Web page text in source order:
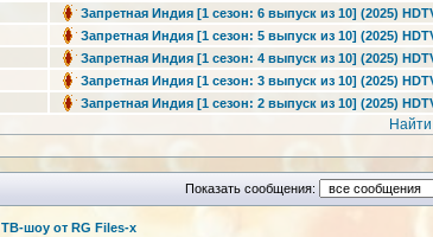
Запретная Индия [1 сезон: 6 выпуск из 10] (2025)
Запретная Индия [1 сезон: 5 выпуск из 10] (2025)
Запретная Индия [1 сезон: 4 выпуск из 10] (2025)
Запретная Индия [1 сезон: 3 выпуск из 10] (2025)
Запретная Индия [1 сезон: 2 выпуск из 10] (2025)
Показать сообщения:
ТВ-шоу от RG Files-x